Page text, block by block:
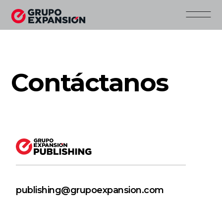
Contáctanos
publishing@grupoexpansion.com